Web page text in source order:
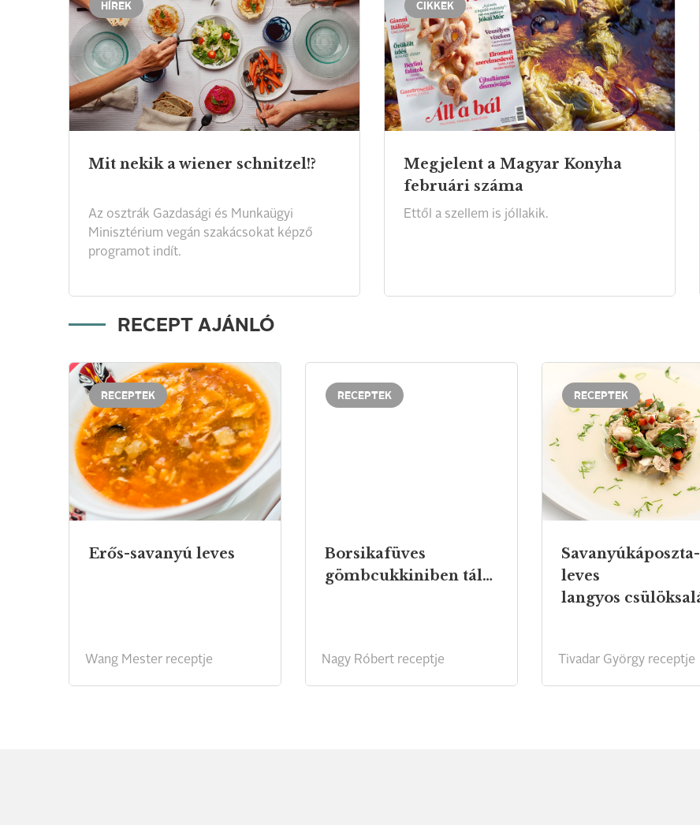
HÍREK
Mit nekik awiener schnitzel!?
Az osztrák Gazdasági és Munkaügyi
Minisztérium vegán szakácsokat képző
programot indít.
CIKKEK
Megjelent a Magyar Konyha
februári száma
Ettől a szellem is jóllakik.
RECEPT AJÁNLÓ
RECEPTEK
Erős-savanyú leves
Wang Mester receptje
RECEPTEK
Borsikafüves
gömbcukkiniben tálalt nyári zöldségleves
Nagy Róbert receptje
RECEPTEK
Savanyúkáposzta-
leves
Tivadar György receptje